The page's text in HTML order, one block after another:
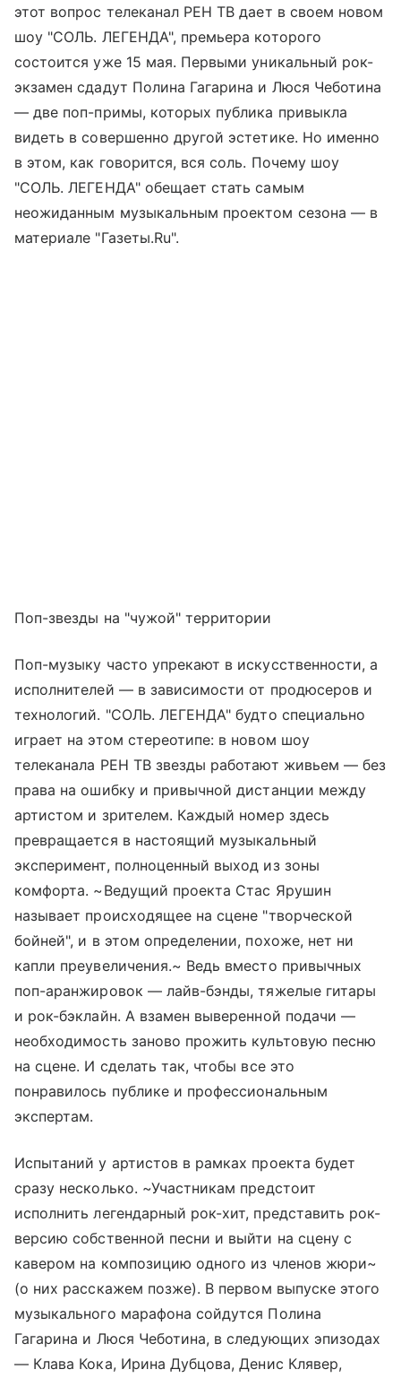
этот вопрос телеканал РЕН ТВ дает в своем новом
шоу "СОЛЬ. ЛЕГЕНДА", премьера которого
состоится уже 15 мая. Первыми уникальный рок-
экзамен сдадут Полина Гагарина и Люся Чеботина
— две поп-примы, которых публика привыкла
видеть в совершенно другой эстетике. Но именно
в этом, как говорится, вся соль. Почему шоу
"СОЛЬ. ЛЕГЕНДА" обещает стать самым
неожиданным музыкальным проектом сезона — в
материале "Газеты.Ru".
Поп-звезды на "чужой" территории
Поп-музыку часто упрекают в искусственности, а
исполнителей — в зависимости от продюсеров и
технологий. "СОЛЬ. ЛЕГЕНДА" будто специально
играет на этом стереотипе: в новом шоу
телеканала РЕН ТВ звезды работают живьем — без
права на ошибку и привычной дистанции между
артистом и зрителем. Каждый номер здесь
превращается в настоящий музыкальный
эксперимент, полноценный выход из зоны
комфорта. ~Ведущий проекта Стас Ярушин
называет происходящее на сцене "творческой
бойней", и в этом определении, похоже, нет ни
капли преувеличения.~ Ведь вместо привычных
поп-аранжировок — лайв-бэнды, тяжелые гитары
и рок-бэклайн. А взамен выверенной подачи —
необходимость заново прожить культовую песню
на сцене. И сделать так, чтобы все это
понравилось публике и профессиональным
экспертам.
Испытаний у артистов в рамках проекта будет
сразу несколько. ~Участникам предстоит
исполнить легендарный рок-хит, представить рок-
версию собственной песни и выйти на сцену с
кавером на композицию одного из членов жюри~
(о них расскажем позже). В первом выпуске этого
музыкального марафона сойдутся Полина
Гагарина и Люся Чеботина, в следующих эпизодах
— Клава Кока, Ирина Дубцова, Денис Клявер,